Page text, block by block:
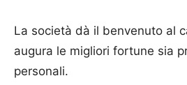
La società dà il benvenuto al
augura le migliori fortune sia
personali.